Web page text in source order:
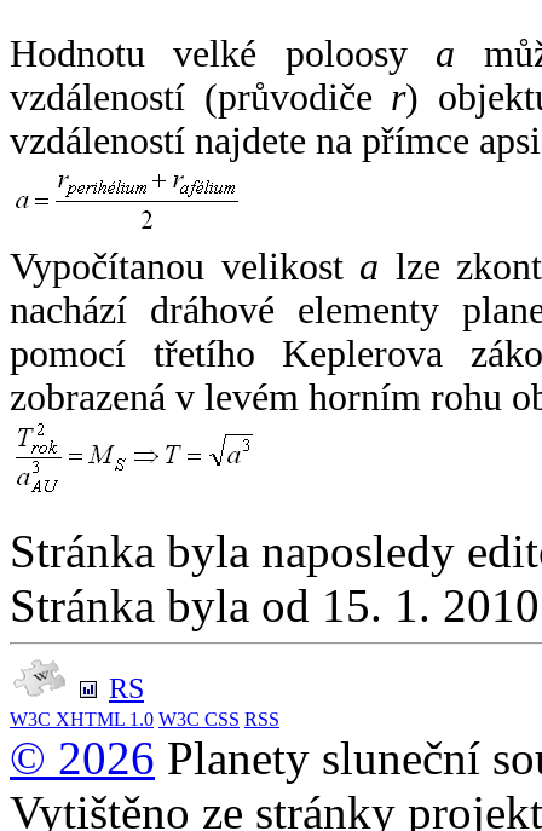
Hodnotu velké poloosy a
vzdáleností (průvodiče r)
vzdáleností najdete na přímce
Vypočítanou velikost a lze
nachází dráhové elementy
pomocí třetího Keplerova
zobrazená v levém horním rohu
Stránka byla naposledy
Stránka byla od 15. 1.
RS
W3C XHTML 1.0 W3C CSS RSS
© 2026 Planety sluneční
Vytištěno ze stránky